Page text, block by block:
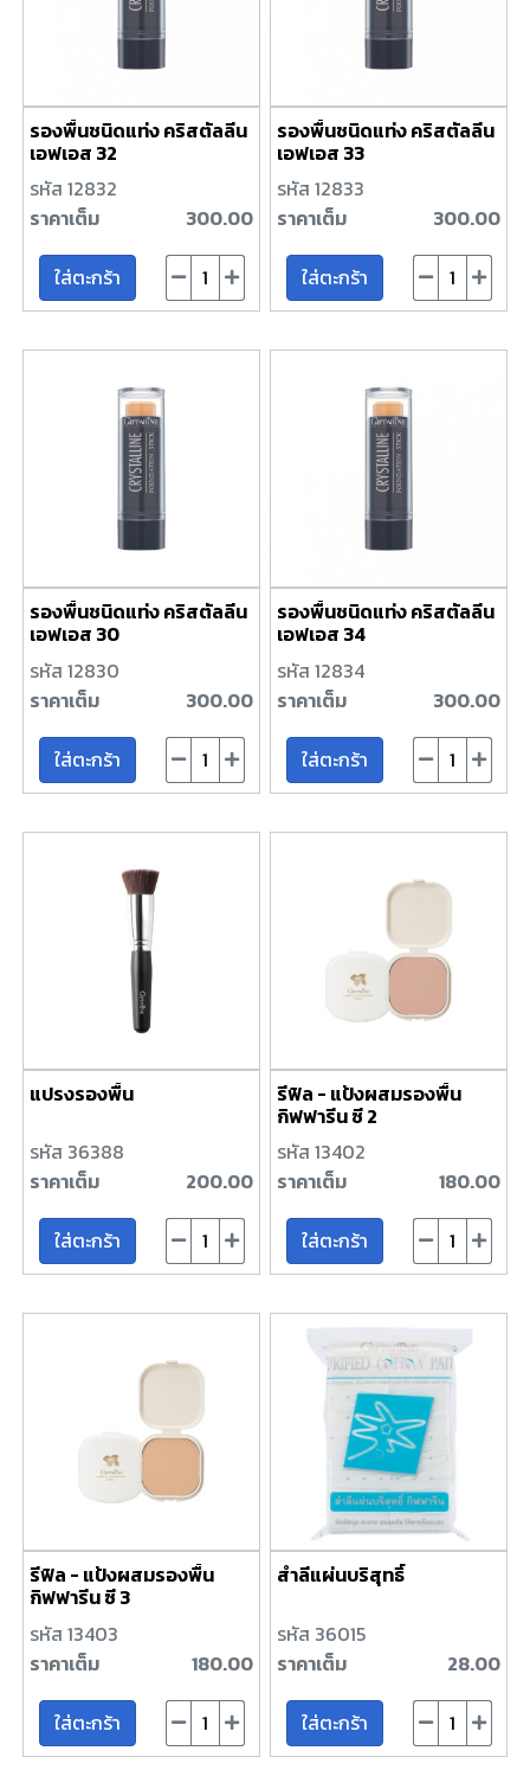
รองพื้นชนิดแท่ง คริสตัลลีน
เอฟเอส 32
รหัส 12832
ราคาเต็ม
300.00
ใส่ตะกร้า
รองพื้นชนิดแท่ง คริสตัลลีน
เอฟเอส 33
รหัส 12833
ราคาเต็ม
300.00
ใส่ตะกร้า
รองพื้นชนิดแท่ง คริสตัลลีน
เอฟเอส 30
รหัส 12830
ราคาเต็ม
300.00
ใส่ตะกร้า
รองพื้นชนิดแท่ง คริสตัลลีน
เอฟเอส 34
รหัส 12834
ราคาเต็ม
300.00
ใส่ตะกร้า
แปรงรองพื้น
รหัส 36388
ราคาเต็ม
200.00
ใส่ตะกร้า
รีฟิล - แป้งผสมรองพื้น
กิฟฟารีน ซี 2
รหัส 13402
ราคาเต็ม
180.00
ใส่ตะกร้า
รีฟิล - แป้งผสมรองพื้น
กิฟฟารีน ซี 3
รหัส 13403
ราคาเต็ม
180.00
ใส่ตะกร้า
สำลีแผ่นบริสุทธิ์
รหัส 36015
ราคาเต็ม
28.00
ใส่ตะกร้า